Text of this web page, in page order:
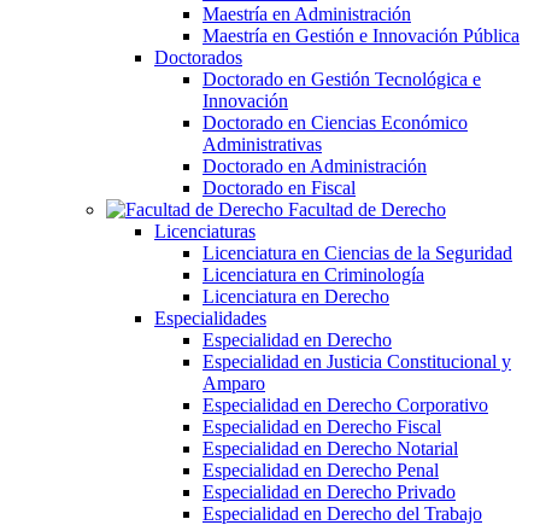
Maestría en Administración
Maestría en Gestión e Innovación Pública
Doctorados
Doctorado en Gestión Tecnológica e
Innovación
Doctorado en Ciencias Económico
Administrativas
Doctorado en Administración
Doctorado en Fiscal
Facultad de Derecho
Licenciaturas
Licenciatura en Ciencias de la Seguridad
Licenciatura en Criminología
Licenciatura en Derecho
Especialidades
Especialidad en Derecho
Especialidad en Justicia Constitucional y
Amparo
Especialidad en Derecho Corporativo
Especialidad en Derecho Fiscal
Especialidad en Derecho Notarial
Especialidad en Derecho Penal
Especialidad en Derecho Privado
Especialidad en Derecho del Trabajo